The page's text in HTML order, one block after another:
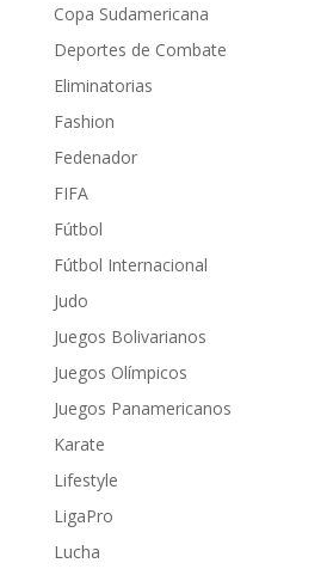
Copa Sudamericana
Deportes de Combate
Eliminatorias
Fashion
Fedenador
FIFA
Fútbol
Fútbol Internacional
Judo
Juegos Bolivarianos
Juegos Olímpicos
Juegos Panamericanos
Karate
Lifestyle
LigaPro
Lucha